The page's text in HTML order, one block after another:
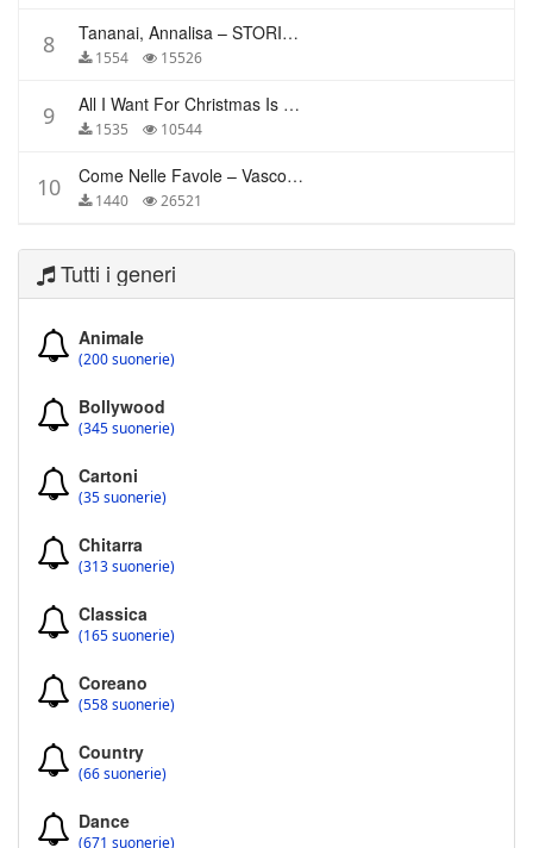
8 Tananai, Annalisa – STORIE BREVI
1554 15526
9 All I Want For Christmas Is You – Mariah Carey
1535 10544
10 Come Nelle Favole – Vasco Rossi
1440 26521
Tutti i generi
Animale
(200 suonerie)
Bollywood
(345 suonerie)
Cartoni
(35 suonerie)
Chitarra
(313 suonerie)
Classica
(165 suonerie)
Coreano
(558 suonerie)
Country
(66 suonerie)
Dance
(671 suonerie)